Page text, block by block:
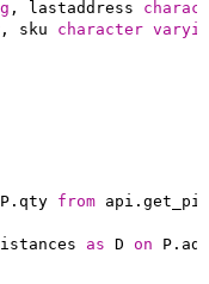
, lastaddress
, sku character
from
as D on